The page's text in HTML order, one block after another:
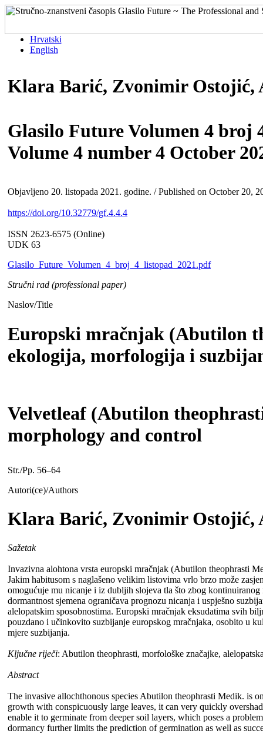
Hrvatski
English
Klara Barić, Zvonimir Ostojić,
Glasilo Future Volumen 4 broj
Volume 4 number 4 October
Objavljeno 20. listopada 2021. godine. / Published on October 20,
https://doi.org/10.32779/gf.4.4.4
ISSN 2623-6575 (Online)
UDK 63
Glasilo_Future_Volumen_4_broj_4_listopad_2021.pdf
Stručni rad (professional paper)
Naslov/Title
Europski mračnjak (Abutilon
ekologija, morfologija i
Velvetleaf (Abutilon
morphology and control
Str./Pp. 56–64
Autori(ce)/Authors
Klara Barić, Zvonimir Ostojić,
Sažetak
Invazivna alohtona vrsta europski mračnjak (Abutilon theophrasti
Jakim habitusom s naglašeno velikim listovima vrlo brzo može
omogućuje mu nicanje i iz dubljih slojeva tla što zbog
dormantnost sjemena ograničava prognozu nicanja i uspješno
alelopatskim sposobnostima. Europski mračnjak eksudatima svih
pouzdano i učinkovito suzbijanje europskog mračnjaka, osobito u
mjere suzbijanja.
Ključne riječi: Abutilon theophrasti, morfološke značajke,
Abstract
The invasive allochthonous species Abutilon theophrasti Medik. is
growth with conspicuously large leaves, it can very quickly
enable it to germinate from deeper soil layers, which poses a
dormancy further limits the prediction of germination as well as